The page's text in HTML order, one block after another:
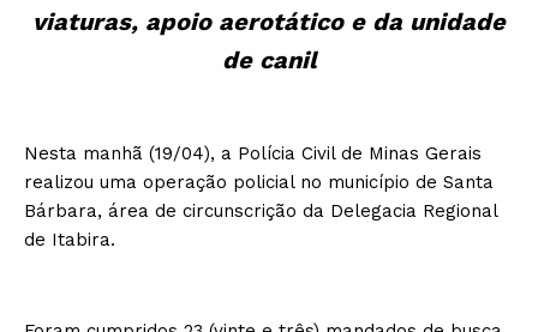
viaturas, apoio aerotático e da unidade
de canil
Nesta manhã (19/04), a Polícia Civil de Minas Gerais
realizou uma operação policial no município de Santa
Bárbara, área de circunscrição da Delegacia Regional
de Itabira.